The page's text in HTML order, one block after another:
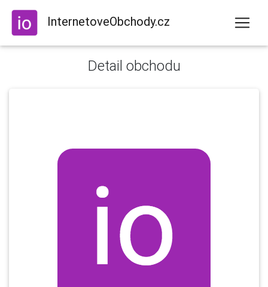
InternetoveObchody.cz
Detail obchodu